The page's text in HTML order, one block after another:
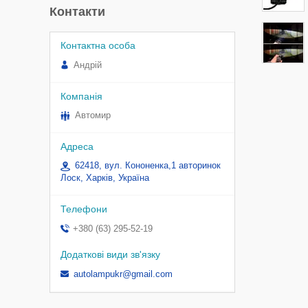
Контакти
Андрій
Автомир
62418, вул. Кононенка,1 авторинок
Лоск, Харків, Україна
+380 (63) 295-52-19
autolampukr@gmail.com